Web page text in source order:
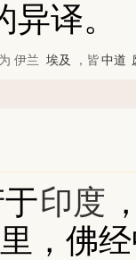
异译。
为 伊兰 埃及 ，皆中道
印度
，佛